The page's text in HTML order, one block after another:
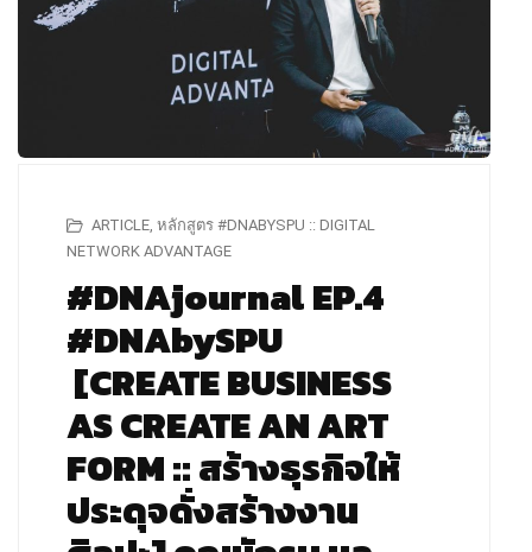
ARTICLE, หลักสูตร #DNABYSPU :: DIGITAL
NETWORK ADVANTAGE
#DNAjournal EP.4
#DNAbySPU
[CREATE BUSINESS
AS CREATE AN ART
FORM :: สร้างธุรกิจให้
ประดุจดั่งสร้างงาน